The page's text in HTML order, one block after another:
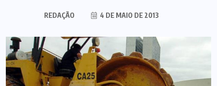
REDAÇÃO 4 DE MAIO DE 2013